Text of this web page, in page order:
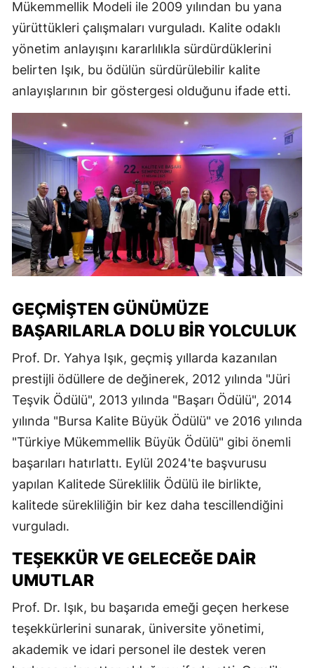
Mükemmellik Modeli ile 2009 yılından bu yana
yürüttükleri çalışmaları vurguladı. Kalite odaklı
yönetim anlayışını kararlılıkla sürdürdüklerini
belirten Işık, bu ödülün sürdürülebilir kalite
anlayışlarının bir göstergesi olduğunu ifade etti.
GEÇMIŞTEN GÜNÜMÜZE
BAŞARILARLA DOLU BIR YOLCULUK
Prof. Dr. Yahya Işık, geçmiş yıllarda kazanılan
prestijli ödüllere de değinerek, 2012 yılında "Jüri
Teşvik Ödülü", 2013 yılında "Başarı Ödülü", 2014
yılında "Bursa Kalite Büyük Ödülü" ve 2016 yılında
"Türkiye Mükemmellik Büyük Ödülü" gibi önemli
başarıları hatırlattı. Eylül 2024'te başvurusu
yapılan Kalitede Süreklilik Ödülü ile birlikte,
kalitede sürekliliğin bir kez daha tescillendiğini
vurguladı.
TEŞEKKÜR VE GELECEĞE DAIR
UMUTLAR
Prof. Dr. Işık, bu başarıda emeği geçen herkese
teşekkürlerini sunarak, üniversite yönetimi,
akademik ve idari personel ile destek veren